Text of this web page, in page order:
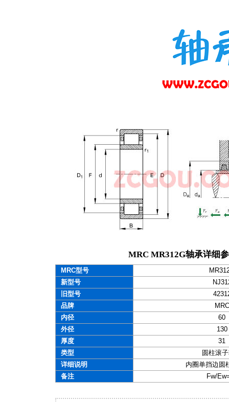
MRC MR312G轴承详细
MRC型号
新型号
旧型号
品牌
MRC
内径
60
外径
130
厚度
31
类型
圆柱滚
详细说明
内圈单挡边圆
备注
Fw/